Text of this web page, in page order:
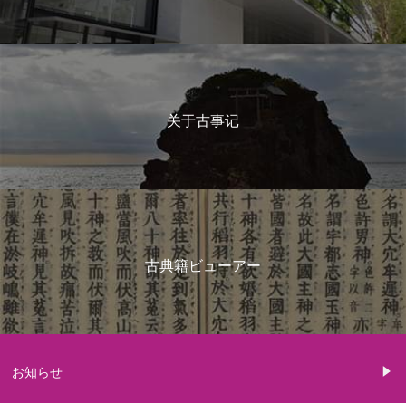
关于古事记
古典籍ビューアー
お知らせ